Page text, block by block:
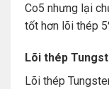
Co5 nhưng lại
tốt hơn lõi thép
Lõi thép
Lõi thép